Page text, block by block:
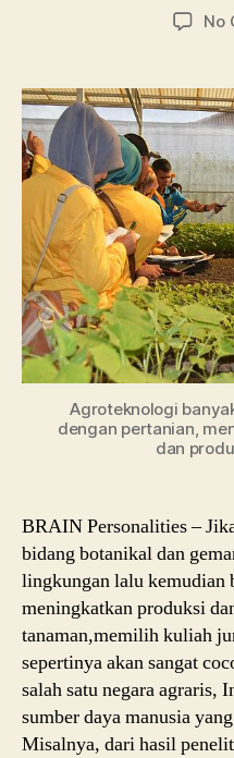
No
Agroteknologi
dengan pertanian,
dan
BRAIN Personalities –
bidang botanikal dan
lingkungan lalu kemudian
meningkatkan produksi
tanaman,memilih kuliah
sepertinya akan sangat
salah satu negara agraris,
sumber daya manusia
Misalnya, dari hasil